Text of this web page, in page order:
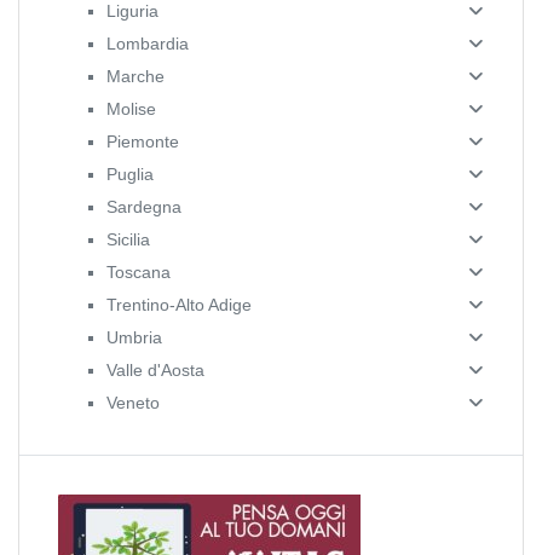
Liguria
Lombardia
Marche
Molise
Piemonte
Puglia
Sardegna
Sicilia
Toscana
Trentino-Alto Adige
Umbria
Valle d'Aosta
Veneto